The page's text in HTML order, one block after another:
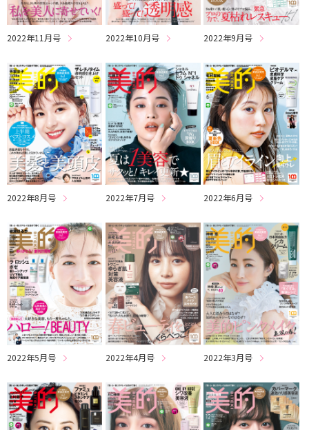
2022年11月号 2022年10月号 2022年9月号
2022年8月号 2022年7月号 2022年6月号
2022年5月号 2022年4月号 2022年3月号